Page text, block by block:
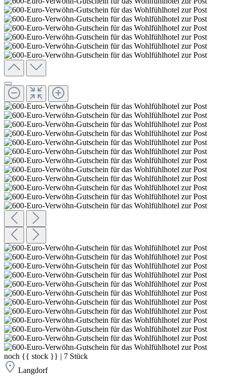
noch {{ stock }} | 7 Stück
Langdorf